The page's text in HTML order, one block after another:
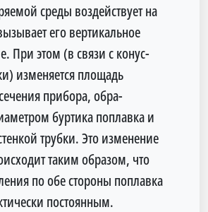
среды воздействует на
его вертикальное
При этом (в связи с конус­
изменяется площадь
прибора, обра­
буртика поплавка и
трубки. Это изменение
таким образом, что
по обе стороны поплавка
постоянным.